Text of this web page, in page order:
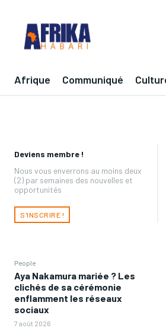
Afrique Communiqué
Deviens membre !
Nous vous enverrons au moins deux
(2) par semaines des nouvelles et
opportunités
S'INSCRIRE !
People
Aya Nakamura mariée ? Les
clichés de sa cérémonie
enflamment les réseaux
sociaux
7 août 2026